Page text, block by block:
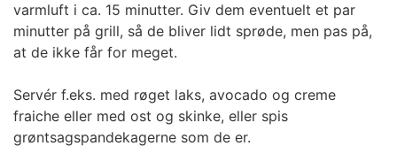
varmluft i ca. 15 minutter. Giv dem eventuelt et par
minutter på grill, så de bliver lidt sprøde, men pas på,
at de ikke får for meget.
Servér f.eks. med røget laks, avocado og creme
fraiche eller med ost og skinke, eller spis
grøntsagspandekagerne som de er.